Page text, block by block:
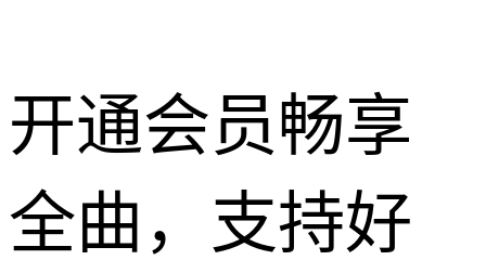
开通会员畅享
全曲，支持好